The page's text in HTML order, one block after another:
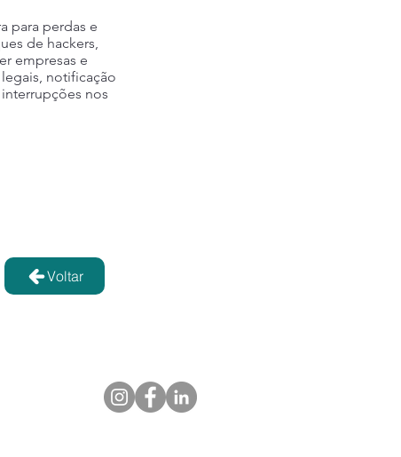
para perdas e
de hackers,
empresas e
notificação
nos
Voltar